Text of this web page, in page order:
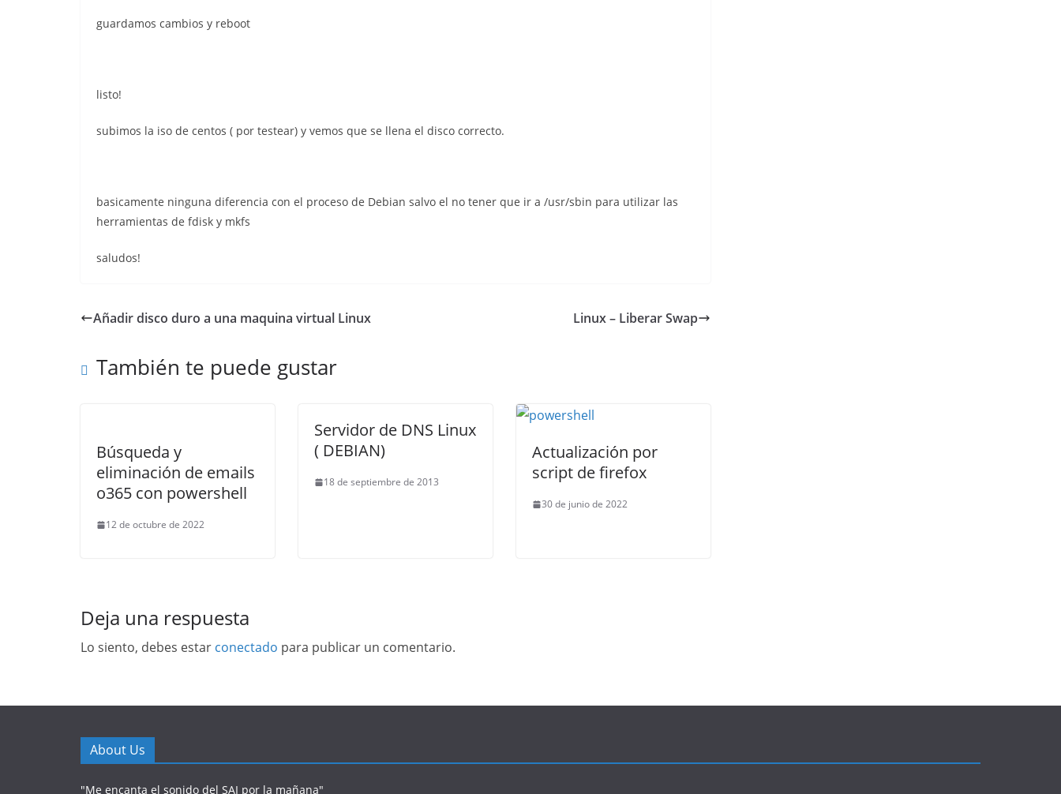
guardamos cambios y reboot
listo!
subimos la iso de centos ( por testear) y vemos que se llena el disco correcto.
basicamente ninguna diferencia con el proceso de Debian salvo el no tener que ir a /usr/sbin para utilizar las
herramientas de fdisk y mkfs
saludos!
Añadir disco duro a una maquina virtual Linux Linux – Liberar Swap
También te puede gustar
Búsqueda y
eliminación de emails
o365 con powershell
12 de octubre de 2022
Servidor de DNS Linux
( DEBIAN)
18 de septiembre de 2013
Actualización por
script de firefox
30 de junio de 2022
Deja una respuesta
Lo siento, debes estar conectado para publicar un comentario.
About Us
"Me encanta el sonido del SAI por la mañana"